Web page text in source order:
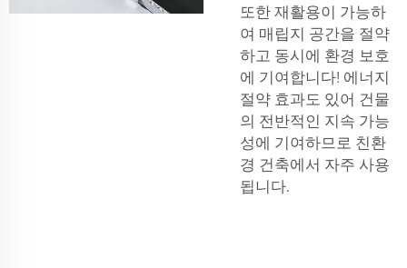
또한 재활용이 가능하
여 매립지 공간을 절약
하고 동시에 환경 보호
에 기여합니다! 에너지
절약 효과도 있어 건물
의 전반적인 지속 가능
성에 기여하므로 친환
경 건축에서 자주 사용
됩니다.